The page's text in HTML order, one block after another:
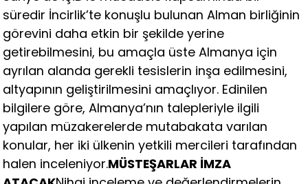
süredir İncirlik’te konuşlu bulunan Alman birliğinin
görevini daha etkin bir şekilde yerine
getirebilmesini, bu amaçla üste Almanya için
ayrılan alanda gerekli tesislerin inşa edilmesini,
altyapının geliştirilmesini amaçlıyor. Edinilen
bilgilere göre, Almanya’nın talepleriyle ilgili
yapılan müzakerelerde mutabakata varılan
konular, her iki ülkenin yetkili mercileri tarafından
halen inceleniyor.MÜSTEŞARLAR İMZA